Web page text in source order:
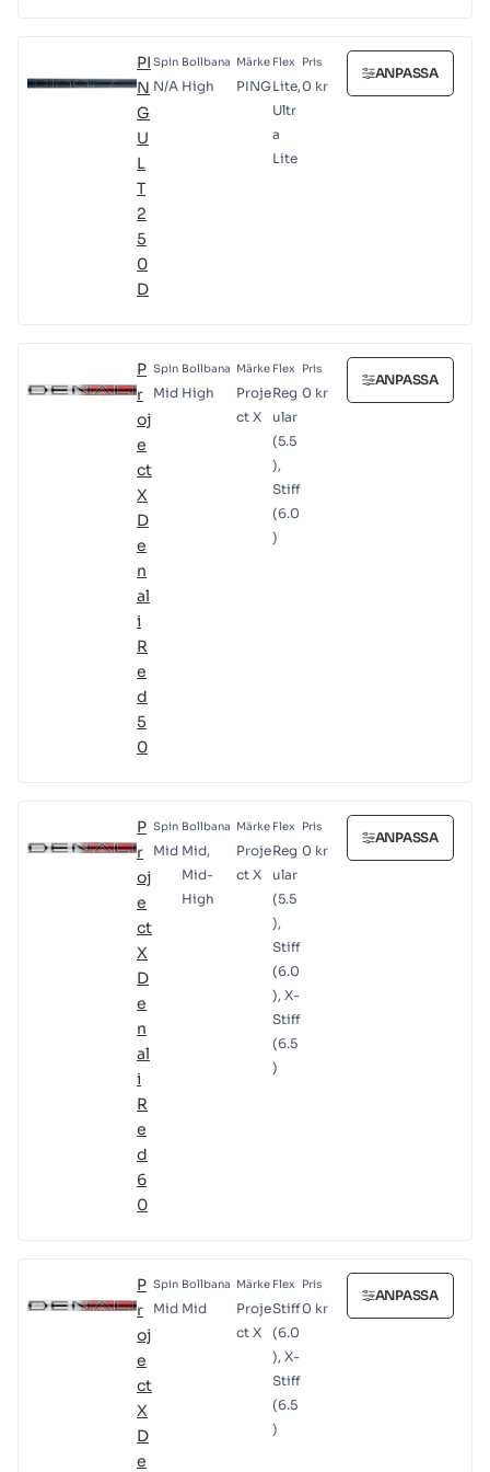
PI
N
G
U
L
T
2
5
0
D
Spin
N/A
Bollbana
High
Märke
PING
Flex
Lite,
Ultr
a
Lite
Pris
0 kr
ANPASSA
P
r
oj
e
ct
X
D
e
n
al
i
R
e
d
5
0
Spin
Mid
Bollbana
High
Märke
Proje
ct X
Flex
Reg
ular
(5.5
),
Stiff
(6.0
)
Pris
0 kr
ANPASSA
P
r
oj
e
ct
X
D
e
n
al
i
R
e
d
6
0
Spin
Mid
Bollbana
Mid,
Mid-
High
Märke
Proje
ct X
Flex
Reg
ular
(5.5
),
Stiff
(6.0
), X-
Stiff
(6.5
)
Pris
0 kr
ANPASSA
P
r
oj
e
ct
X
D
e
Spin
Mid
Bollbana
Mid
Märke
Proje
ct X
Flex
Stiff
(6.0
), X-
Stiff
(6.5
)
Pris
0 kr
ANPASSA